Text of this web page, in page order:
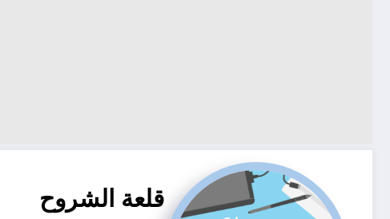
قلعة الشروح